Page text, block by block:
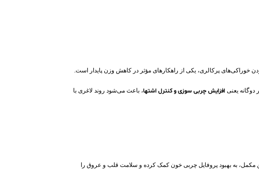
خوراکی‌های پرکالری، یکی از راهکارهای مؤثر در کاهش وزن پایدار است.
یعنی افزایش چربی‌ سوزی و کنترل اشتها، باعث می‌شود روند لاغری با
مکمل، به بهبود پروفایل چربی خون کمک کرده و سلامت قلب و عروق را